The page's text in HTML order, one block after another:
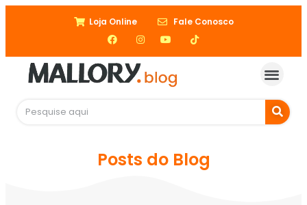
Loja Online Fale Conosco
Posts do Blog